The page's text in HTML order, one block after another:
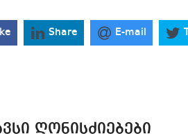
Share E-mail
ᲦᲝᲜᲘᲡᲫᲘᲔᲑᲔᲑᲘ